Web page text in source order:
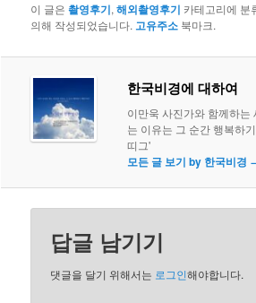
이 글은촬영후기,해외촬영후기 카테고리에 분
의해 작성되었습니다. 고유주소 북마크.
한국비경에 대하여
이만욱 사진가와 함께하는
는 이유는 그 순간 행복하
띠그'
모든 글 보기 by 한국비경
답글 남기기
댓글을 달기 위해서는 로그인해야합니다.